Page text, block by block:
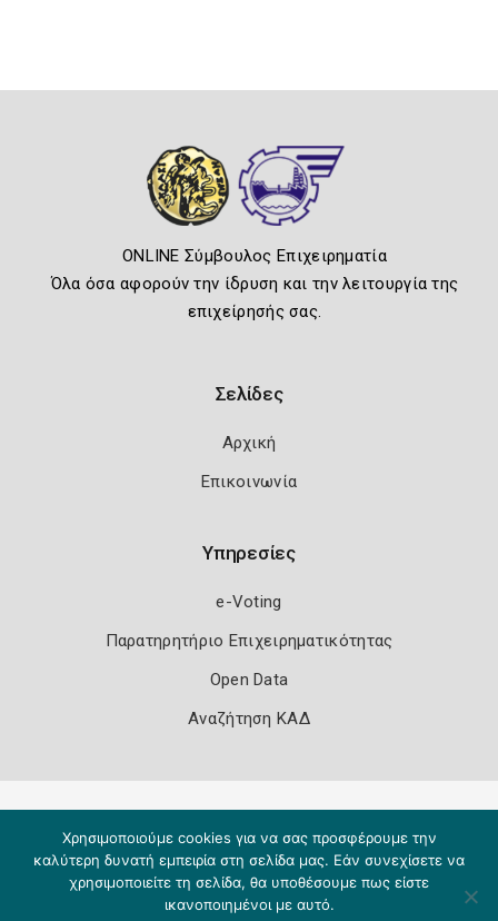
ONLINE Σύμβουλος Επιχειρηματία
Όλα όσα αφορούν την ίδρυση και την λειτουργία της
επιχείρησής σας.
Σελίδες
Αρχική
Επικοινωνία
Υπηρεσίες
e-Voting
Παρατηρητήριο Επιχειρηματικότητας
Open Data
Αναζήτηση ΚΑΔ
Χρησιμοποιούμε cookies για να σας προσφέρουμε την
καλύτερη δυνατή εμπειρία στη σελίδα μας. Εάν συνεχίσετε να
χρησιμοποιείτε τη σελίδα, θα υποθέσουμε πως είστε
ικανοποιημένοι με αυτό.
Copyright 2026 Knowledge A.E.